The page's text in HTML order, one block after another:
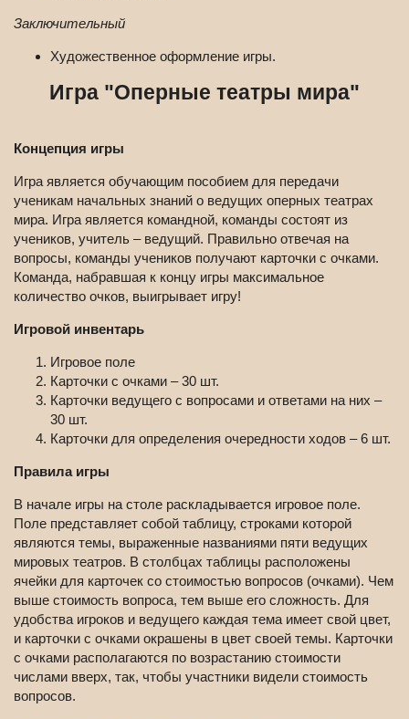
Заключительный
Художественное оформление игры.
Игра "Оперные театры мира"
Концепция игры
Игра является обучающим пособием для передачи
ученикам начальных знаний о ведущих оперных театрах
мира. Игра является командной, команды состоят из
учеников, учитель – ведущий. Правильно отвечая на
вопросы, команды учеников получают карточки с очками.
Команда, набравшая к концу игры максимальное
количество очков, выигрывает игру!
Игровой инвентарь
Игровое поле
Карточки с очками – 30 шт.
Карточки ведущего с вопросами и ответами на них –
30 шт.
Карточки для определения очередности ходов – 6 шт.
Правила игры
В начале игры на столе раскладывается игровое поле.
Поле представляет собой таблицу, строками которой
являются темы, выраженные названиями пяти ведущих
мировых театров. В столбцах таблицы расположены
ячейки для карточек со стоимостью вопросов (очками). Чем
выше стоимость вопроса, тем выше его сложность. Для
удобства игроков и ведущего каждая тема имеет свой цвет,
и карточки с очками окрашены в цвет своей темы. Карточки
с очками располагаются по возрастанию стоимости
числами вверх, так, чтобы участники видели стоимость
вопросов.